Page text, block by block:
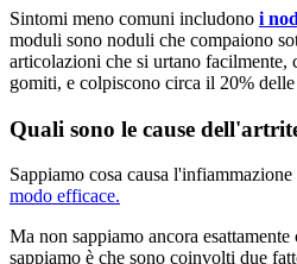
Sintomi meno comuni includono i
moduli sono noduli che compaiono
articolazioni che si urtano facilmente,
gomiti, e colpiscono circa il 20%
Quali sono le cause
Sappiamo cosa causa
modo efficace.
Ma non sappiamo ancora
sappiamo è che sono coinvolti due